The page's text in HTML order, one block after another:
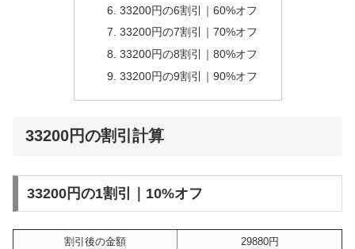
33200円の6割引｜60%オフ
33200円の7割引｜70%オフ
33200円の8割引｜80%オフ
33200円の9割引｜90%オフ
33200円の割引計算
33200円の1割引｜10%オフ
割引後の金額
29880円